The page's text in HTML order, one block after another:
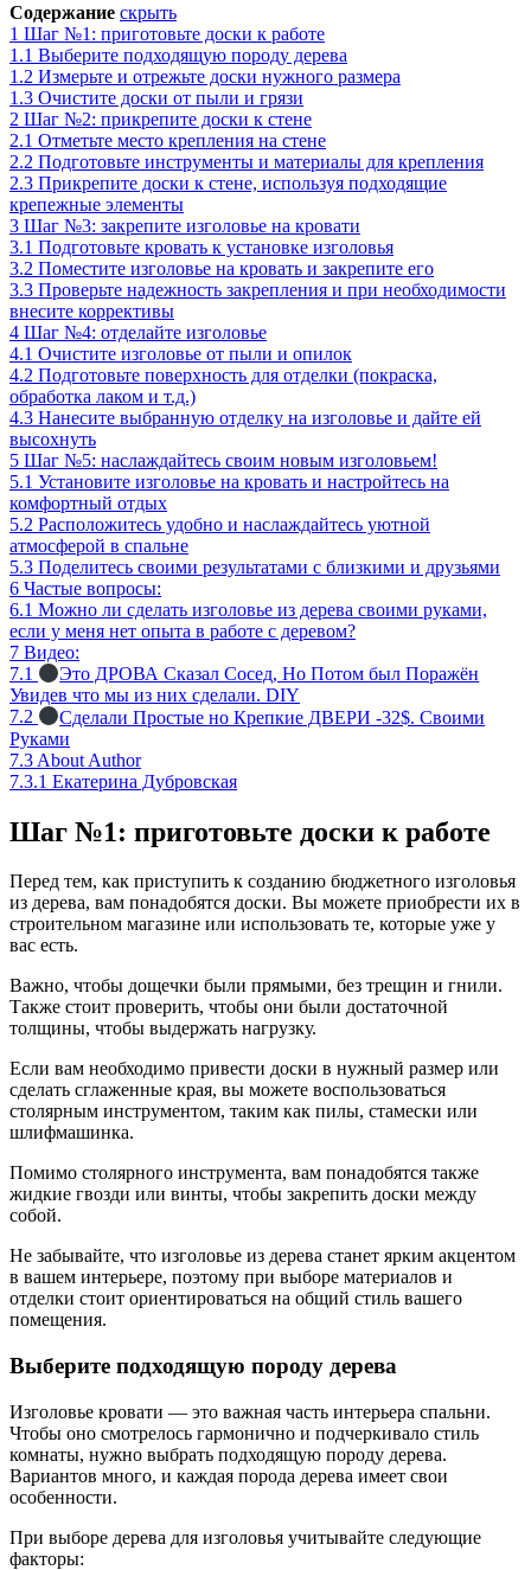
Содержание скрыть
1 Шаг №1: приготовьте доски к работе
1.1 Выберите подходящую породу дерева
1.2 Измерьте и отрежьте доски нужного размера
1.3 Очистите доски от пыли и грязи
2 Шаг №2: прикрепите доски к стене
2.1 Отметьте место крепления на стене
2.2 Подготовьте инструменты и материалы для крепления
2.3 Прикрепите доски к стене, используя подходящие
крепежные элементы
3 Шаг №3: закрепите изголовье на кровати
3.1 Подготовьте кровать к установке изголовья
3.2 Поместите изголовье на кровать и закрепите его
3.3 Проверьте надежность закрепления и при необходимости
внесите коррективы
4 Шаг №4: отделайте изголовье
4.1 Очистите изголовье от пыли и опилок
4.2 Подготовьте поверхность для отделки (покраска,
обработка лаком и т.д.)
4.3 Нанесите выбранную отделку на изголовье и дайте ей
высохнуть
5 Шаг №5: наслаждайтесь своим новым изголовьем!
5.1 Установите изголовье на кровать и настройтесь на
комфортный отдых
5.2 Расположитесь удобно и наслаждайтесь уютной
атмосферой в спальне
5.3 Поделитесь своими результатами с близкими и друзьями
6 Частые вопросы:
6.1 Можно ли сделать изголовье из дерева своими руками,
если у меня нет опыта в работе с деревом?
7 Видео:
7.1
Это ДРОВА Сказал Сосед, Но Потом был Поражён
Увидев что мы из них сделали. DIY
7.2
Сделали Простые но Крепкие ДВЕРИ -32$. Своими
Руками
7.3 About Author
7.3.1 Екатерина Дубровская
Шаг №1: приготовьте доски к работе
Перед тем, как приступить к созданию бюджетного изголовья
из дерева, вам понадобятся доски. Вы можете приобрести их в
строительном магазине или использовать те, которые уже у
вас есть.
Важно, чтобы дощечки были прямыми, без трещин и гнили.
Также стоит проверить, чтобы они были достаточной
толщины, чтобы выдержать нагрузку.
Если вам необходимо привести доски в нужный размер или
сделать сглаженные края, вы можете воспользоваться
столярным инструментом, таким как пилы, стамески или
шлифмашинка.
Помимо столярного инструмента, вам понадобятся также
жидкие гвозди или винты, чтобы закрепить доски между
собой.
Не забывайте, что изголовье из дерева станет ярким акцентом
в вашем интерьере, поэтому при выборе материалов и
отделки стоит ориентироваться на общий стиль вашего
помещения.
Выберите подходящую породу дерева
Изголовье кровати — это важная часть интерьера спальни.
Чтобы оно смотрелось гармонично и подчеркивало стиль
комнаты, нужно выбрать подходящую породу дерева.
Вариантов много, и каждая порода дерева имеет свои
особенности.
При выборе дерева для изголовья учитывайте следующие
факторы: